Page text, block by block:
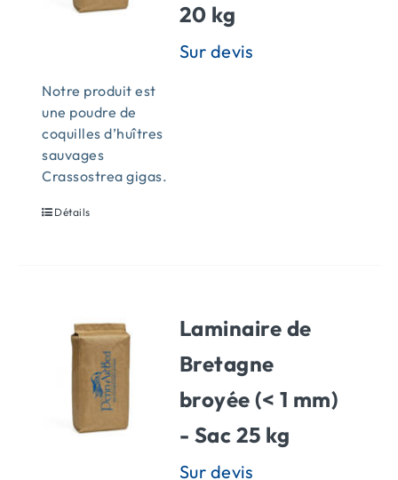
20 kg
Notre produit est
une poudre de
coquilles d’huîtres
sauvages
Crassostrea gigas.
Détails
Laminaire de
Bretagne
broyée (< 1 mm)
- Sac 25 kg